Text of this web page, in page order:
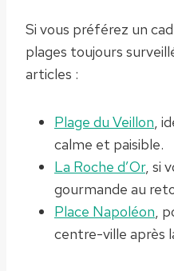
Si vous préférez un
plages toujours
articles :
Plage du Veillon,
calme et paisible.
La Roche d’Or, si
gourmande au
Place Napoléon,
centre-ville après